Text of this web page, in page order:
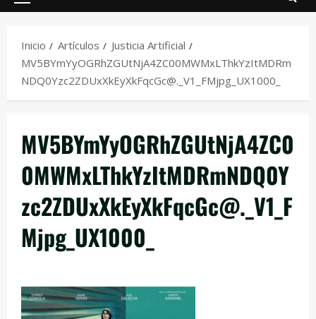
Inicio Artículos
Justicia Artificial
MV5BYmYyOGRhZGUtNjA4ZC00MWMxLThkYzItMDRm
NDQ0Yzc2ZDUxXkEyXkFqcGc@._V1_FMjpg_UX1000_
MV5BYmYyOGRhZGUtNjA4ZC0
0MWMxLThkYzItMDRmNDQ0Y
zc2ZDUxXkEyXkFqcGc@._V1_F
Mjpg_UX1000_